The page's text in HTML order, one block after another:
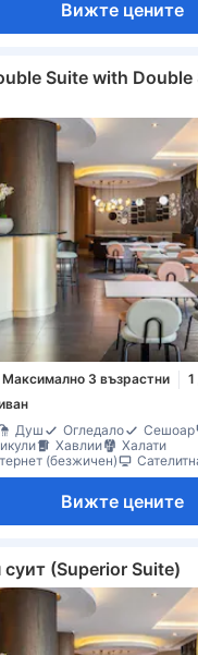
Вижте цените
Suite with Double
Максимално 3 възрастни
1
Душ Огледало Сешоар
Хавлии
Халати
(безжичен)
Вижте цените
(Superior Suite)